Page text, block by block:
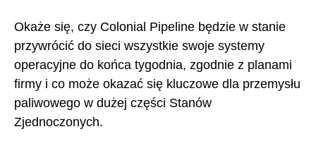
Okaże się, czy Colonial Pipeline będzie w stanie
przywrócić do sieci wszystkie swoje systemy
operacyjne do końca tygodnia, zgodnie z planami
firmy i co może okazać się kluczowe dla przemysłu
paliwowego w dużej części Stanów
Zjednoczonych.